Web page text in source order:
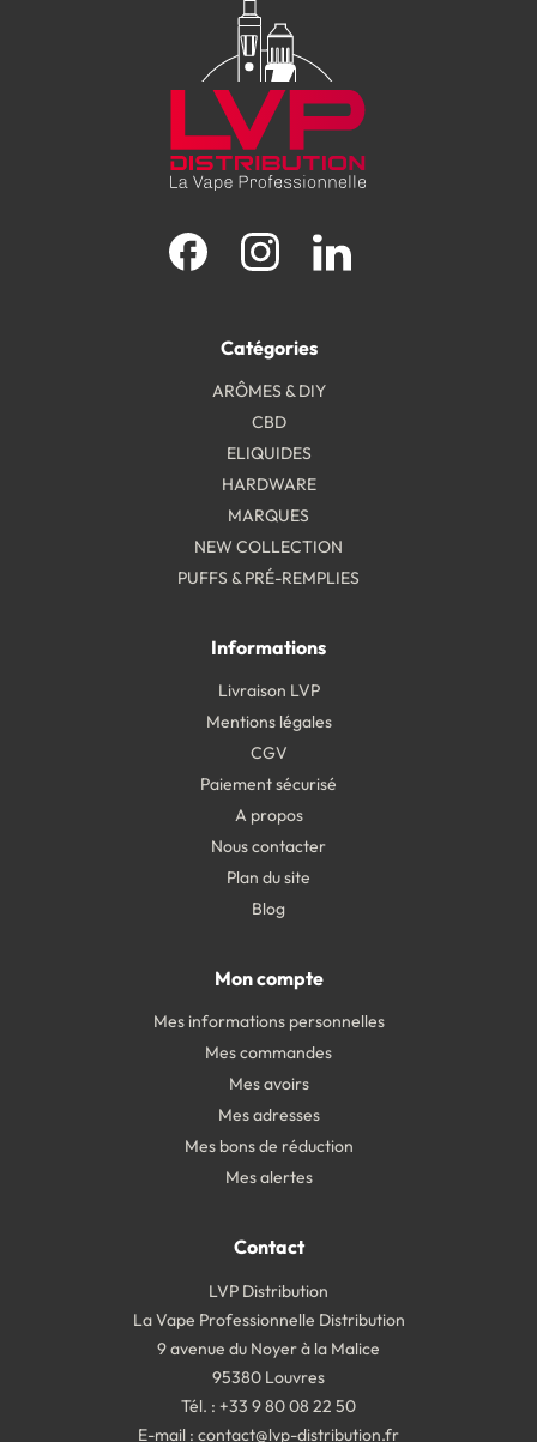
Catégories
ARÔMES & DIY
CBD
ELIQUIDES
HARDWARE
MARQUES
NEW COLLECTION
PUFFS & PRÉ-REMPLIES
Informations
Livraison LVP
Mentions légales
CGV
Paiement sécurisé
A propos
Nous contacter
Plan du site
Blog
Facebook Instagram
Mon compte
Mes informations personnelles
Mes commandes
Mes avoirs
Mes adresses
Mes bons de réduction
Mes alertes
Contact
LVP Distribution
La Vape Professionnelle Distribution
9 avenue du Noyer à la Malice
95380 Louvres
Tél. : +33 9 80 08 22 50
E-mail : contact@lvp-distribution.fr